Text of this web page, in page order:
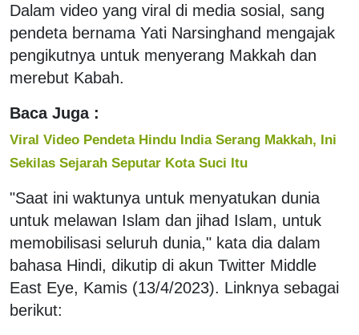
Dalam video yang viral di media sosial, sang
pendeta bernama Yati Narsinghand mengajak
pengikutnya untuk menyerang Makkah dan
merebut Kabah.
Baca Juga :
Viral Video Pendeta Hindu India Serang Makkah, Ini
Sekilas Sejarah Seputar Kota Suci Itu
"Saat ini waktunya untuk menyatukan dunia
untuk melawan Islam dan jihad Islam, untuk
memobilisasi seluruh dunia," kata dia dalam
bahasa Hindi, dikutip di akun Twitter Middle
East Eye, Kamis (13/4/2023). Linknya sebagai
berikut: